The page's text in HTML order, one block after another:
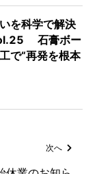
を科学で解決
石膏ボー
で“再発を根本
次へ